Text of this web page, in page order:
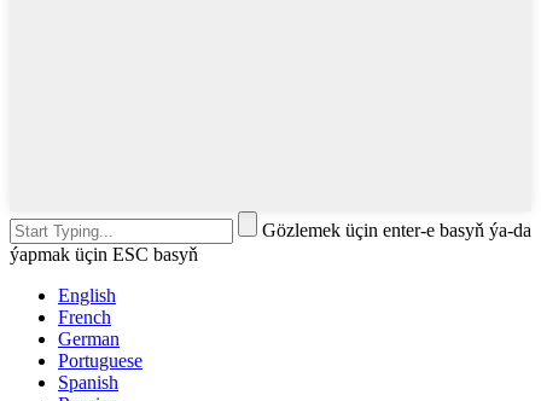
Gözlemek üçin enter-e basyň ýa-da
ýapmak üçin ESC basyň
English
French
German
Portuguese
Spanish